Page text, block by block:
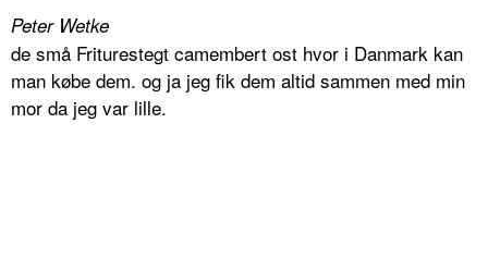
Peter Wetke
de små Friturestegt camembert ost hvor i Danmark kan
man købe dem. og ja jeg fik dem altid sammen med min
mor da jeg var lille.